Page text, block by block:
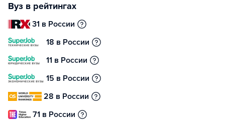
Вуз в рейтингах
31 в России
18 в России
11 в России
15 в России
28 в России
71 в России